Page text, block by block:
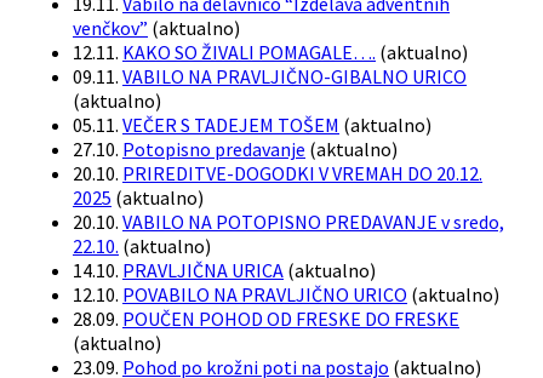
venčkov” (aktualno)
12.11. KAKO SO ŽIVALI POMAGALE…. (aktualno)
09.11. VABILO NA PRAVLJIČNO-GIBALNO URICO
(aktualno)
05.11. VEČER S TADEJEM TOŠEM (aktualno)
27.10. Potopisno predavanje (aktualno)
20.10. PRIREDITVE-DOGODKI V VREMAH DO 20.12.
2025 (aktualno)
20.10. VABILO NA POTOPISNO PREDAVANJE v sredo,
22.10. (aktualno)
14.10. PRAVLJIČNA URICA (aktualno)
12.10. POVABILO NA PRAVLJIČNO URICO (aktualno)
28.09. POUČEN POHOD OD FRESKE DO FRESKE
(aktualno)
23.09. Pohod po krožni poti na postajo (aktualno)